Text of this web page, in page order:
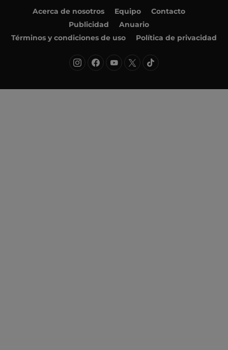
Acerca de nosotros Equipo
Contacto
Publicidad
Anuario
Términos y condiciones de uso
Política de privacidad